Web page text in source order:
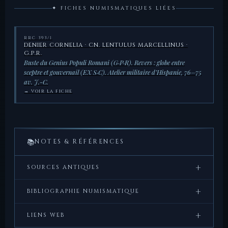
✦ FICHES NUMISMATIQUES LIÉES
RRC 393/1
DENIER CORNELIA · CN. LENTULUS MARCELLINUS ·
G.P.R.
Buste du Genius Populi Romani (G·P·R). Revers : globe entre
sceptre et gouvernail (EX S·C). Atelier militaire d’Hispanie, 76–75
av. J.-C.
→ VOIR LA FICHE
📚NOTES & RÉFÉRENCES
SOURCES ANTIQUES +
Cicéron,De Republica, I, 39 — développement sur la
nature de l’État romain et la force collective qui le
sous-tend.
BIBLIOGRAPHIE NUMISMATIQUE +
Crawford, M.H.,
Cambridge University Press, 1974 — RRC 393/1 ; notice
LIENS WEB +